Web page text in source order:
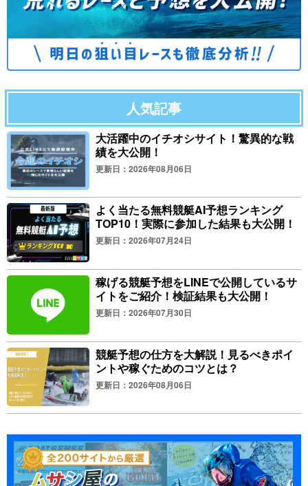
人気記事
大活躍中のイチオシサイト！驚異的な戦
績を大公開！
更新日：2026年08月06日
よく当たる無料競艇AI予想ランキング
TOP10！実際に参加した結果も大公開！
更新日：2026年07月24日
稼げる競艇予想をLINEで公開しているサ
イトをご紹介！検証結果も大公開！
更新日：2026年07月30日
競艇予想の仕方を大解説！見るべきポイ
ントや稼ぐためのコツとは？
更新日：2026年08月06日